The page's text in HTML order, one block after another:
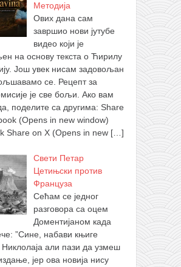
Методија
Ових дана сам
завршио нови јутубе
видео који је
на основу текста о Ћирилу
Још увек нисам задовољан
се. Рецепт за
је све бољи. Ако вам
поделите са другима: Share
(Opens in new window)
Share on X (Opens in new […]
Свети Петар
Цетињски против
Француза
Сећам се једног
разговора са оцем
Доментијаном када
”Сине, набави књиге
али пази да узмеш
јер ова новија нису